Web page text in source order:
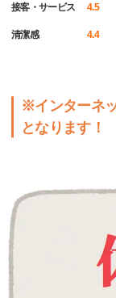
接客・サービス 4.5
清潔感 4.4
※インターネ
となります！